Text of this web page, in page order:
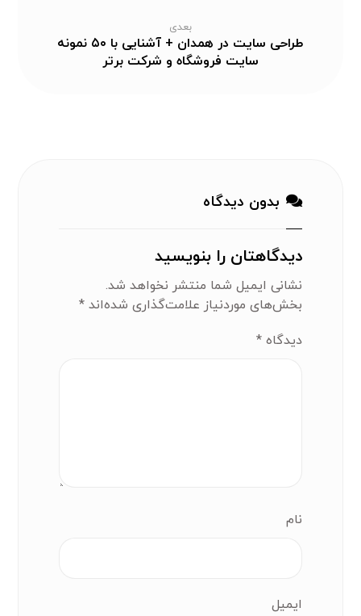
بعدی
طراحی سایت در همدان + آشنایی با ۵۰ نمونه
سایت فروشگاه و شرکت برتر
بدون دیدگاه
دیدگاهتان را بنویسید
نشانی ایمیل شما منتشر نخواهد شد.
بخش‌های موردنیاز علامت‌گذاری شده‌اند*
دیدگاه*
نام
ایمیل